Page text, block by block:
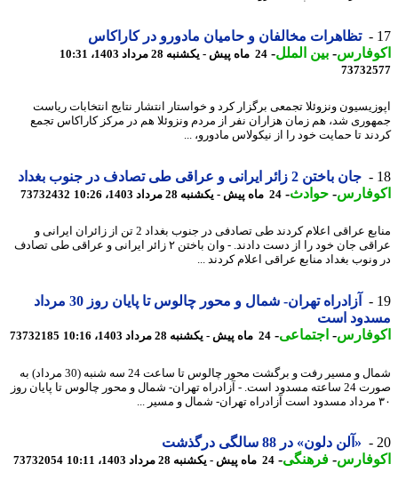
تظاهرات مخالفان و حامیان مادورو در کاراکاس
-بین الملل-24 ماه پیش - یکشنبه 28 مرداد 1403، 10:31
ونزوئلا تجمعی برگزار کرد و خواستار انتشار نتایج انتخابات ریاست
شد، هم زمان هزاران نفر از مردم ونزوئلا هم در مرکز کاراکاس تجمع
تا حمایت خود را از نیکولاس مادورو، ...
جان باختن 2 زائر ایرانی و عراقی طی تصادف در جنوب بغداد
-حوادث -24 ماه پیش - یکشنبه 28 مرداد 1403، 10:26 73732432
منابع عراقی اعلام کردند طی تصادفی در جنوب بغداد 2 تن از زائران ایرانی و
عراقی جان خود را از دست دادند. - وان باختن ۲ زائر ایرانی و عراقی طی تصادف
بغداد منابع عراقی اعلام کردند ...
آزادراه تهران- شمال و محور چالوس تا پایان روز 30 مرداد
است
-اجتماعی-24 ماه پیش - یکشنبه 28 مرداد 1403، 10:16 73732185
شمال و مسیر رفت و برگشت محور چالوس تا ساعت 24 سه شنبه (30 مرداد) به
صورت 24 ساعته مسدود است. - آزادراه تهران- شمال و محور چالوس تا پایان روز
«آلن دلون» در 88 سالگی درگذشت
-فرهنگی-24 ماه پیش - یکشنبه 28 مرداد 1403، 10:11 73732054